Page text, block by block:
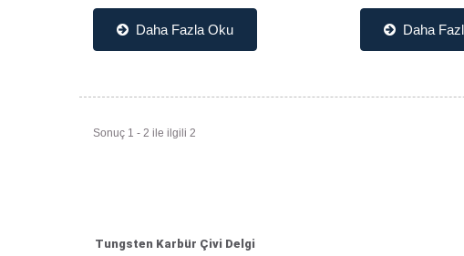
Durability. Designed For Stability And
Long Tool Life, They Are Ideal...
Daha Fazla Oku
From High-
These Pins Offer
Daha
Sonuç 1 - 2 ile ilgili 2
Tungsten Karbür Çivi Delgi